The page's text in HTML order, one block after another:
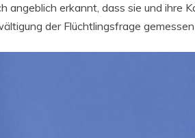
angeblich erkannt, dass sie und ihre
der Flüchtlingsfrage